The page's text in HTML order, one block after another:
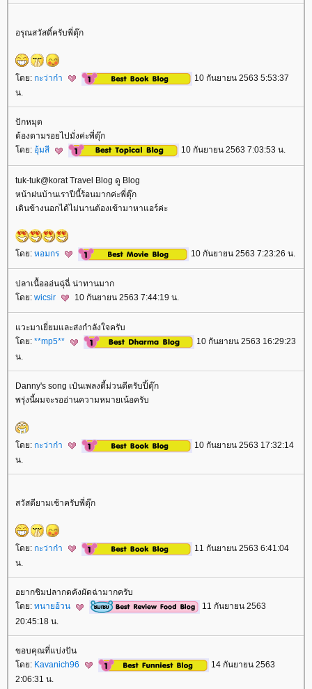
อรุณสวัสดิ์ครับพี่ตุ๊ก
ดย: กะว่าก๋า
10 กันยายน 2563 5:53:37
น.
ปักหมุด
ต้องตามรอยไปมั่งค่ะพี่ตุ๊ก
ดย: อุ้มสี 10 กันยายน 2563 7:03:53 น.
tuk-tuk@korat Travel Blog ดู Blog
หน้าฝนบ้านเราปีนี้ร้อนมากค่ะพี่ตุ๊ก
เดินข้างนอกได้ไม่นานต้องเข้ามาหาแอร์ค่ะ
ดย: หอมกร 10 กันยายน 2563 7:23:26 น.
ปลาเนื้อออ่นฉุ่ฉี่ น่าทานมาก
ดย: wicsir 10 กันยายน 2563 7:44:19 น.
วะมาเยี่ยมและส่งกำลังใจครับ
ดย: **mp5**
10 กันยายน 2563 16:29:23
น.
Danny's song เป๋นเพลงตี้ม่วนดีครับปี้ตุ๊ก
พรุ่งนี้ผมจะรออ่านความหมายเน้อครับ
ดย: กะว่าก๋า
10 กันยายน 2563 17:32:14
น.
สวัสดียามเช้าครับพี่ตุ๊ก
ดย: กะว่าก๋า
11 กันยายน 2563 6:41:04
น.
อยากชิมปลากดคังผัดฉ่ามากครับ
ดย: ทนายอ้วน
11 กันยายน 2563
20:45:18 น.
ขอบคุณที่แบ่งปัน
ดย: Kavanich96
14 กันยายน 2563
2:06:31 น.